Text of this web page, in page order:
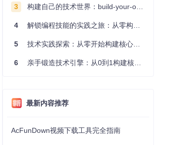
3 构建自己的技术世界：build-your-own-x项目的实践探索指南
4 解锁编程技能的实践之旅：从零构建你的技术世界
5 技术实践探索：从零开始构建核心系统的实践指南
6 亲手锻造技术引擎：从0到1构建核心系统的实践指南
最新内容推荐
AcFunDown视频下载工具完全指南